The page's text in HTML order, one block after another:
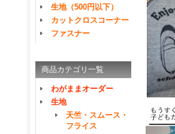
生地（500円以下）
カットクロスコーナー
ファスナー
商品カテゴリ一覧
わがままオーダー
生地
天竺・スムース・
フライス